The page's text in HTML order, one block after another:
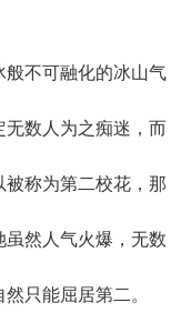
不可融化的冰山气
无数人为之痴迷，而
称为第二校花，那
然人气火爆，无数
只能屈居第二。